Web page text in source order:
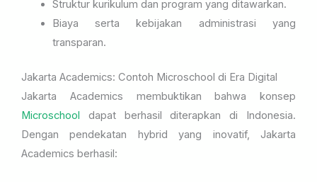
Struktur kurikulum dan program yang ditawarkan.
Biaya serta kebijakan administrasi yang
transparan.
Jakarta Academics: Contoh Microschool di Era Digital
Jakarta Academics membuktikan bahwa konsep
Microschool dapat berhasil diterapkan di Indonesia.
Dengan pendekatan hybrid yang inovatif, Jakarta
Academics berhasil: